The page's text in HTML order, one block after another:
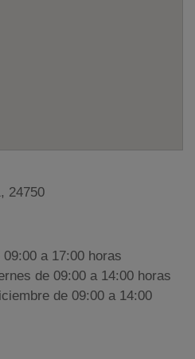
24750
a 17:00 horas
de 09:00 a 14:00 horas
de 09:00 a 14:00